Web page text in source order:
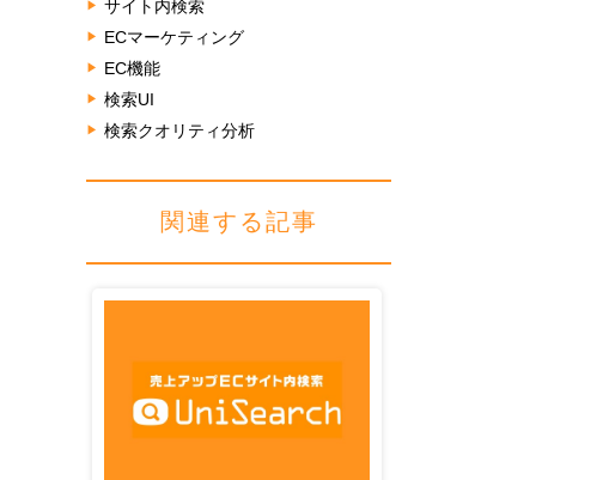
サイト内検索
ECマーケティング
EC機能
検索UI
検索クオリティ分析
関連する記事